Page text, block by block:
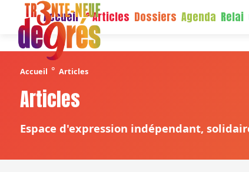
Accueil Articles Dossiers Agenda Relai
Accueil ° Articles
Articles
Espace d'expression indépendant,